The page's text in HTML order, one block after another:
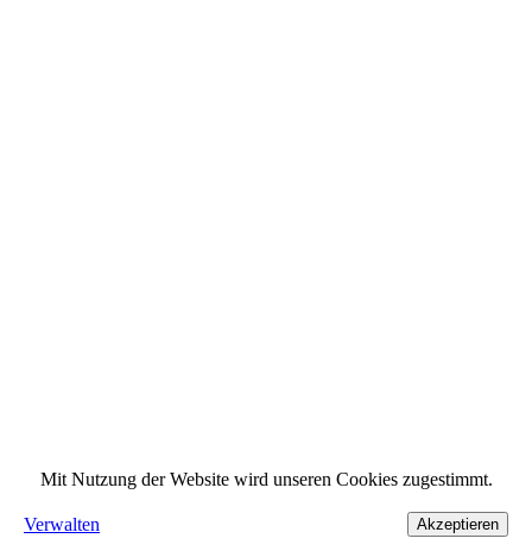
Mit Nutzung der Website wird unseren Cookies zugestimmt.
Verwalten Akzeptieren